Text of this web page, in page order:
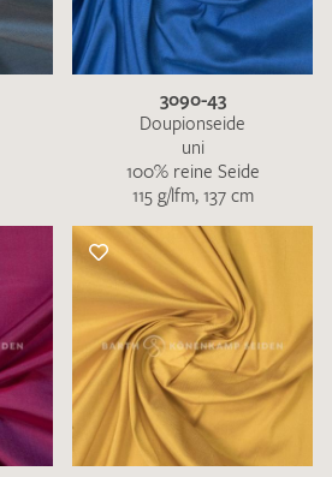
3090-43
Doupionseide
uni
100% reine Seide
115 g/lfm, 137 cm